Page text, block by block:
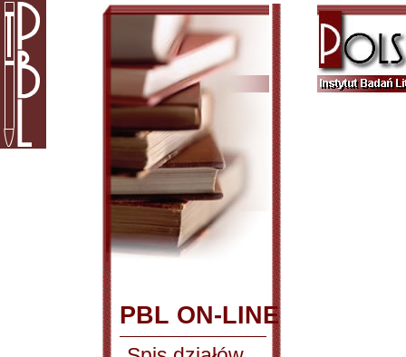
PBL ON-LINE